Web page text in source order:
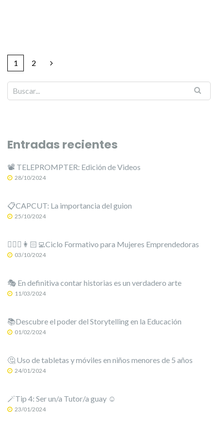
1 2
Entradas recientes
📽️ TELEPROMPTER: Edición de Videos
28/10/2024
📋CAPCUT: La importancia del guion
25/10/2024
🙋🏻‍♀️👩🏻‍💻Ciclo Formativo para Mujeres Emprendedoras
03/10/2024
🎭 En definitiva contar historias es un verdadero arte
11/03/2024
📚Descubre el poder del Storytelling en la Educación
01/02/2024
🤔 Uso de tabletas y móviles en niños menores de 5 años
24/01/2024
🪄Tip 4: Ser un/a Tutor/a guay ☺️
23/01/2024